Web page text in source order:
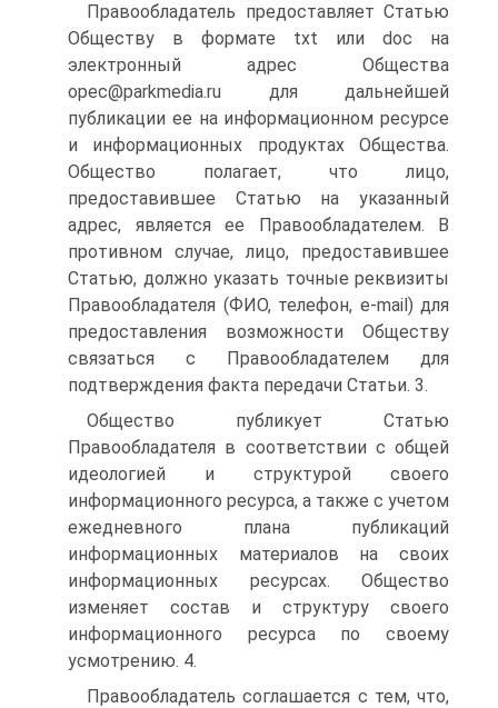
Правообладатель предоставляет Статью
Обществу в формате txt или doc на
электронный адрес Общества
opec@parkmedia.ru для дальнейшей
публикации ее на информационном ресурсе
и информационных продуктах Общества.
Общество полагает, что лицо,
предоставившее Статью на указанный
адрес, является ее Правообладателем. В
противном случае, лицо, предоставившее
Статью, должно указать точные реквизиты
Правообладателя (ФИО, телефон, e-mail) для
предоставления возможности Обществу
связаться с Правообладателем для
подтверждения факта передачи Статьи. 3.
Общество публикует Статью
Правообладателя в соответствии с общей
идеологией и структурой своего
информационного ресурса, а также с учетом
ежедневного плана публикаций
информационных материалов на своих
информационных ресурсах. Общество
изменяет состав и структуру своего
информационного ресурса по своему
усмотрению. 4.
Правообладатель соглашается с тем, что,